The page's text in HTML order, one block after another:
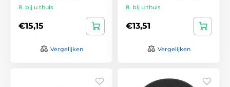
8. bij u thuis
€15,15
Vergelijken
8. bij u thuis
€13,51
Vergelijken